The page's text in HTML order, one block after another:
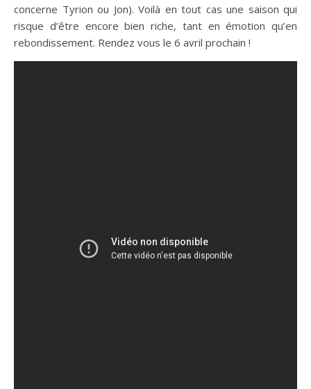
concerne Tyrion ou Jon). Voilà en tout cas une saison qui
risque d’être encore bien riche, tant en émotion qu’en
rebondissement. Rendez vous le 6 avril prochain !